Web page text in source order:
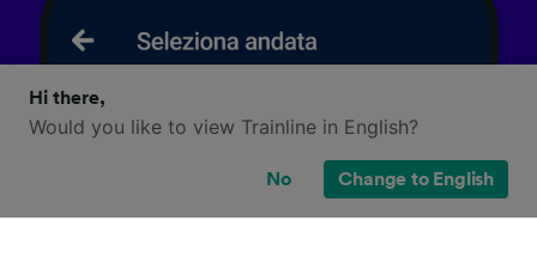
Hi there,
Would you like to view Trainline in English?
No Change to English